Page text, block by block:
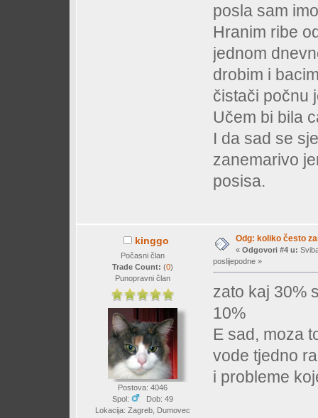
posla sam
Hranim ribe
jednom
drobim i
čistači počnu
Učem bi bila
I da sad se
zanemarivo
posisa.
kinggo
Počasni član
Trade Count: (0)
Punopravni član
Postova: 4046
Spol:
Dob: 49
Lokacija: Zagreb, Dumovec
Odg: koliko često
« Odgovori #4 u:
poslijepodne »
zato kaj 30%
10%
E sad, moza
vode tjedno
i probleme